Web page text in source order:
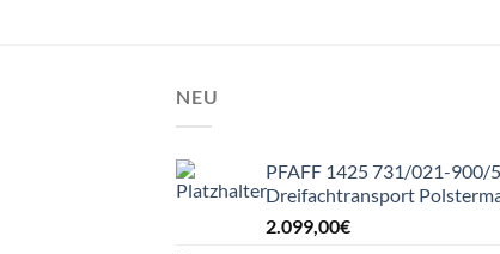
NEU
PFAFF 1425 731/021-900/
Dreifachtransport
2.099,00€